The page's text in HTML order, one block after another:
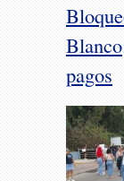
pagos